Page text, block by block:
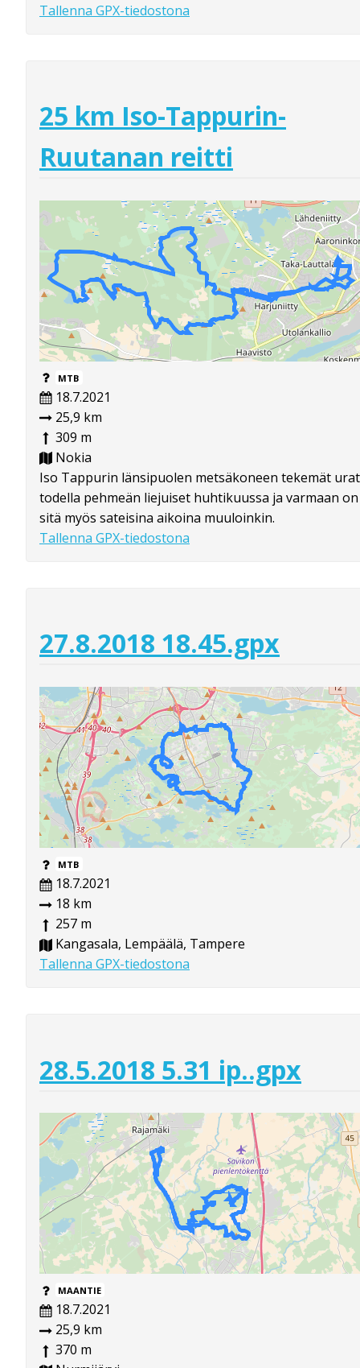
Tallenna GPX-tiedostona
25 km Iso-Tappurin-
Ruutanan reitti
MTB
18.7.2021
25,9 km
309 m
Nokia
Iso Tappurin länsipuolen metsäkoneen tekemät urat
todella pehmeän liejuiset huhtikuussa ja varmaan on
sitä myös sateisina aikoina muuloinkin.
Tallenna GPX-tiedostona
27.8.2018 18.45.gpx
MTB
18.7.2021
18 km
257 m
Kangasala, Lempäälä, Tampere
Tallenna GPX-tiedostona
28.5.2018 5.31 ip..gpx
MAANTIE
18.7.2021
25,9 km
370 m